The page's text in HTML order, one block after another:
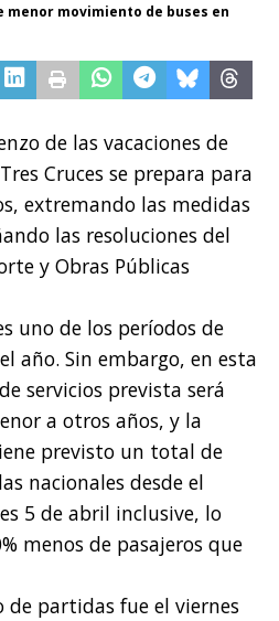
menor movimiento de buses en
de las vacaciones de
Cruces se prepara para
extremando las medidas
las resoluciones del
y Obras Públicas
uno de los períodos de
año. Sin embargo, en esta
servicios prevista será
a otros años, y la
previsto un total de
nacionales desde el
5 de abril inclusive, lo
menos de pasajeros que
partidas fue el viernes